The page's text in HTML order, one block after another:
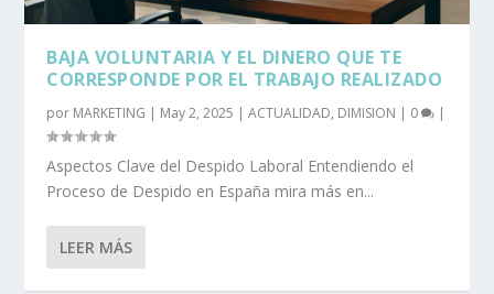
BAJA VOLUNTARIA Y EL DINERO QUE TE
CORRESPONDE POR EL TRABAJO REALIZADO
por MARKETING | May 2, 2025 |ACTUALIDAD, DIMISION | 0 |
Aspectos Clave del Despido Laboral Entendiendo el
Proceso de Despido en España mira más en...
LEER MÁS